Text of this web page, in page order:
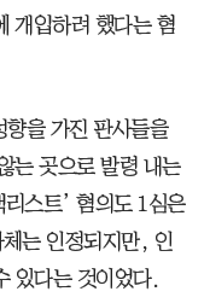
개입하려 했다는 혐
향을 가진 판사들을
는 곳으로 발령 내는
스트’ 혐의도 1심은
는 인정되지만, 인
있다는 것이었다.